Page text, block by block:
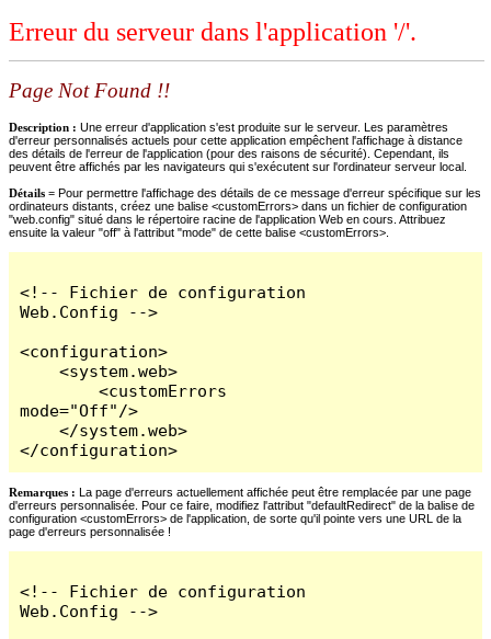
Erreur du serveur dans l'application '/'.
Page Not Found !!
Description : Une erreur d'application s'est produite sur le serveur. Les paramètres
d'erreur personnalisés actuels pour cette application empêchent l'affichage à distance
des détails de l'erreur de l'application (pour des raisons de sécurité). Cependant, ils
peuvent être affichés par les navigateurs qui s'exécutent sur l'ordinateur serveur local.
Détails = Pour permettre l'affichage des détails de ce message d'erreur spécifique sur les
ordinateurs distants, créez une balise <customErrors> dans un fichier de configuration
"web.config" situé dans le répertoire racine de l'application Web en cours. Attribuez
ensuite la valeur "off" à l'attribut "mode" de cette balise <customErrors>.
<!-- Fichier de configuration
Web.Config -->
<configuration>
    <system.web>
        <customErrors
mode="Off"/>
    </system.web>
</configuration>
Remarques : La page d'erreurs actuellement affichée peut être remplacée par une page
d'erreurs personnalisée. Pour ce faire, modifiez l'attribut "defaultRedirect" de la balise de
configuration <customErrors> de l'application, de sorte qu'il pointe vers une URL de la
page d'erreurs personnalisée !
<!-- Fichier de configuration
Web.Config -->